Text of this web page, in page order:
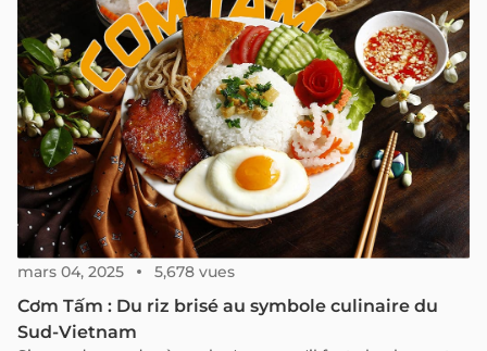
mars 04, 2025 5,678 vues
Cơm Tấm : Du riz brisé au symbole culinaire du
Sud-Vietnam